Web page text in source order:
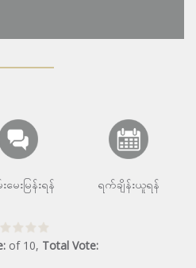
မေးမြန်းရန် ရက်ချိန်းယူရန်
of 10, Total Vote: